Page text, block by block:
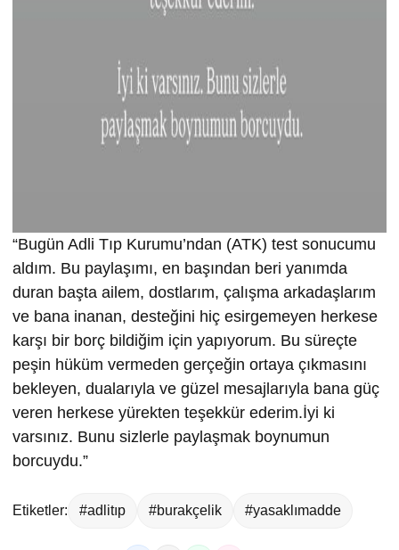
“Bugün Adli Tıp Kurumu’ndan (ATK) test sonucumu
aldım. Bu paylaşımı, en başından beri yanımda
duran başta ailem, dostlarım, çalışma arkadaşlarım
ve bana inanan, desteğini hiç esirgemeyen herkese
karşı bir borç bildiğim için yapıyorum. Bu süreçte
peşin hüküm vermeden gerçeğin ortaya çıkmasını
bekleyen, dualarıyla ve güzel mesajlarıyla bana güç
veren herkese yürekten teşekkür ederim.İyi ki
varsınız. Bunu sizlerle paylaşmak boynumun
borcuydu.”
Etiketler: #adlitıp #burakçelik #yasaklımadde